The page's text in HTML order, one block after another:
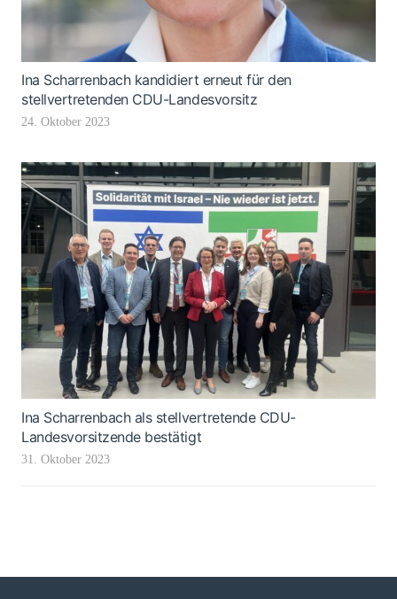
Ina Scharrenbach kandidiert erneut für den
stellvertretenden CDU-Landesvorsitz
24. Oktober 2023
Ina Scharrenbach als stellvertretende CDU-
Landesvorsitzende bestätigt
31. Oktober 2023